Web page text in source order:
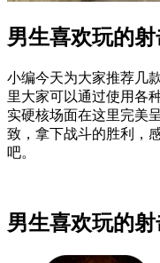
男生喜欢玩的
小编今天为大家推荐几
里大家可以通过使用各
实硬核场面在这里完美
致，拿下战斗的胜利，
吧。
男生喜欢玩的